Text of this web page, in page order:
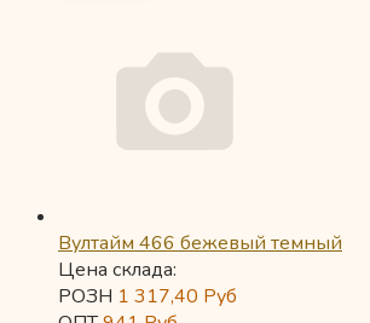
Вултайм 466 бежевый темный
Цена склада:
РОЗН 1 317,40 Руб